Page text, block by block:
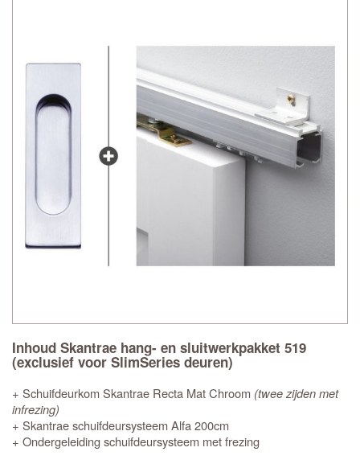
Inhoud Skantrae hang- en sluitwerkpakket 519
(exclusief voor SlimSeries deuren)
+ Schuifdeurkom Skantrae Recta Mat Chroom (twee zijden met
infrezing)
+ Skantrae schuifdeursysteem Alfa 200cm
+ Ondergeleiding schuifdeursysteem met frezing